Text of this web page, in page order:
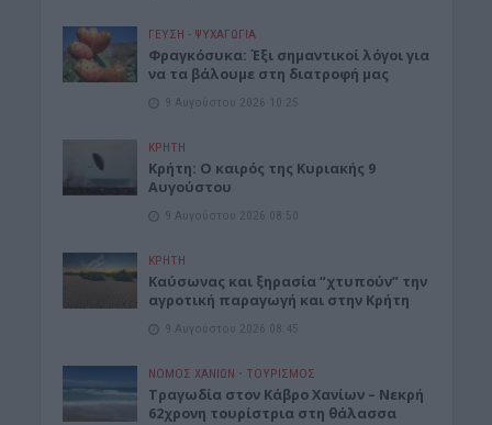
ΓΕΎΣΗ - ΨΥΧΑΓΩΓΊΑ
Φραγκόσυκα: Έξι σημαντικοί λόγοι για
να τα βάλουμε στη διατροφή μας
9 Αυγούστου 2026 10:25
ΚΡΗΤΗ
Κρήτη: Ο καιρός της Κυριακής 9
Αυγούστου
9 Αυγούστου 2026 08:50
ΚΡΗΤΗ
Καύσωνας και ξηρασία “χτυπούν” την
αγροτική παραγωγή και στην Κρήτη
9 Αυγούστου 2026 08:45
ΝΟΜΌΣ ΧΑΝΊΩΝ • ΤΟΥΡΙΣΜΟΣ
Τραγωδία στον Κάβρο Χανίων – Νεκρή
62χρονη τουρίστρια στη θάλασσα